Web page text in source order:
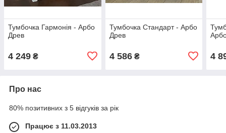
Тумбочка Гармонія - Арбо
Древ
4 249 ₴
Тумбочка Стандарт - Арбо
Древ
4 586₴ 4
Про нас
80% позитивних з 5 відгуків за рік
Працює з 11.03.2013